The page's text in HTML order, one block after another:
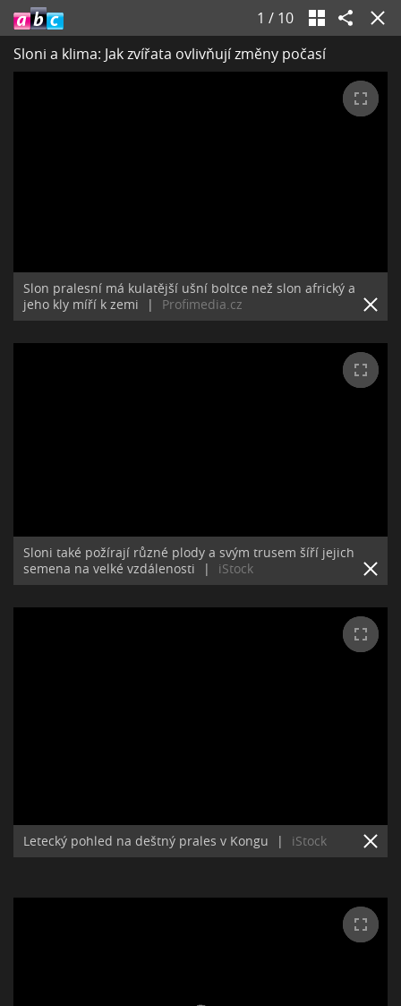
1 / 10
Sloni a klima: Jak zvířata ovlivňují změny počasí
Slon pralesní má kulatější ušní boltce než slon africký a
jeho kly míří k zemi
| Profimedia.cz
Sloni také požírají různé plody a svým trusem šíří jejich
semena na velké vzdálenosti
| iStock
Letecký pohled na deštný prales v Kongu | iStock